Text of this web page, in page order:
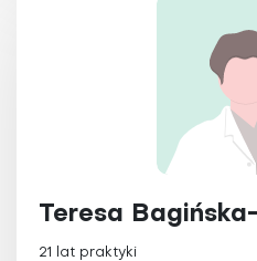
Teresa
21 lat praktyki